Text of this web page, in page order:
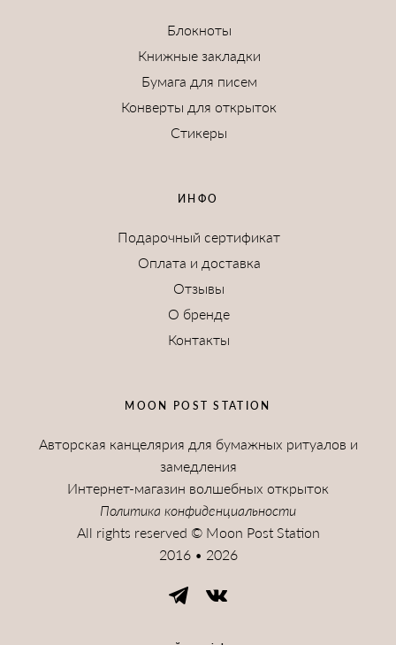
Блокноты
Книжные закладки
Бумага для писем
Конверты для открыток
Стикеры
ИНФО
Подарочный сертификат
Оплата и доставка
Отзывы
О бренде
Контакты
MOON POST STATION
Авторская канцелярия для бумажных ритуалов и
замедления
Интернет-магазин волшебных открыток
Политика конфиденциальности
All rights reserved © Moon Post Station
2016 • 2026